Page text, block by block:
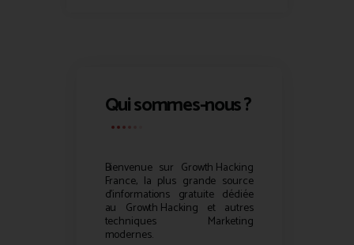
Qui sommes-nous ?
Bienvenue sur Growth Hacking
France, la plus grande source
d’informations gratuite dédiée
au Growth Hacking et autres
techniques Marketing
modernes.